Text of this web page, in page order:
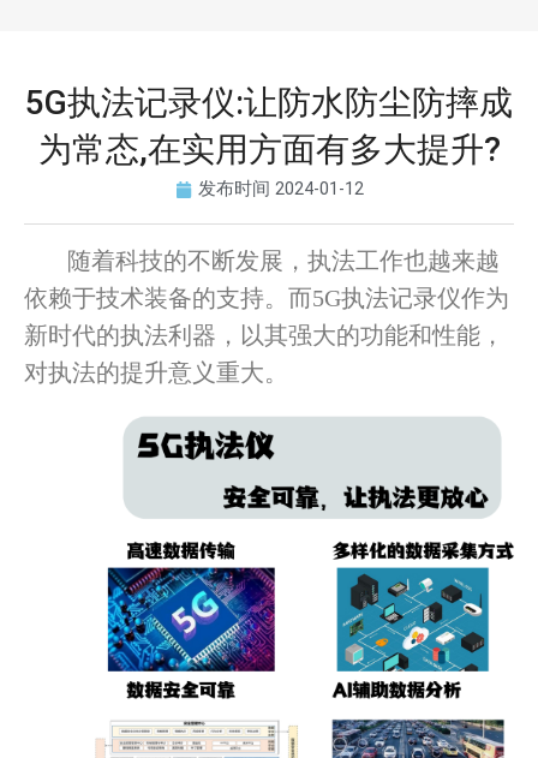
5G执法记录仪:让防水防尘防摔成
为常态,在实用方面有多大提升?
发布时间 2024-01-12
随着科技的不断发展，执法工作也越来越
依赖于技术装备的支持。而5G执法记录仪作为
新时代的执法利器，以其强大的功能和性能，
对执法的提升意义重大。